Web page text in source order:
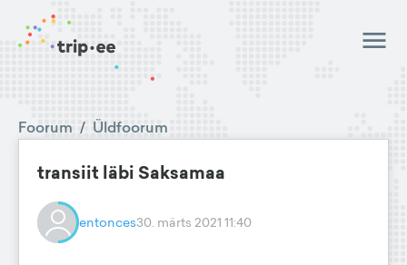
Foorum / Üldfoorum
transiit läbi Saksamaa
entonces30. märts 2021 11:40